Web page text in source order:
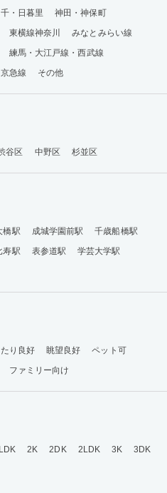
・日暮里
神田・神保町
東横線神奈川
みなとみらい線
練馬・大江戸線・西武線
京急線 その他
谷区 中野区 杉並区
橋駅 成城学園前駅
千歳船橋駅
寿駅 表参道駅
学芸大学駅
り良好 眺望良好
ペット可
ファミリー向け
2K 2DK 2LDK 3K
3DK